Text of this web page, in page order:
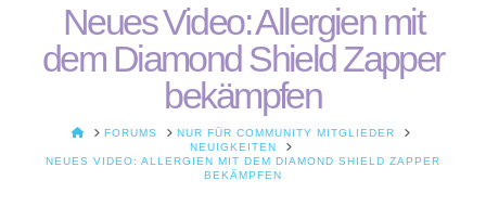
Neues Video: Allergien mit
dem Diamond Shield Zapper
bekämpfen
HOMEFORUMS
NUR FÜR COMMUNITY MITGLIEDER
NEUIGKEITEN
NEUES VIDEO: ALLERGIEN MIT DEM DIAMOND SHIELD ZAPPER
BEKÄMPFEN